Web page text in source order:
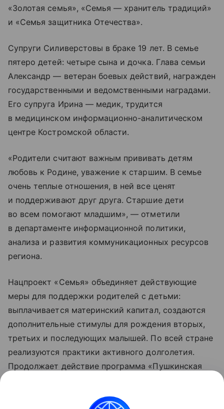
«Золотая семья», «Семья — хранитель традиций»
и «Семья защитника Отечества».
Супруги Силиверстовы в браке 19 лет. В семье
пятеро детей: четыре сына и дочка. Глава семьи
Александр — ветеран боевых действий, награжден
государственными и ведомственными наградами.
Его супруга Ирина — медик, трудится
в медицинском информационно-аналитическом
центре Костромской области.
«Родители считают важным прививать детям
любовь к Родине, уважение к старшим. В семье
очень теплые отношения, в ней все ценят
и поддерживают друг друга. Старшие дети
во всем помогают младшим», — отметили
в департаменте информационной политики,
анализа и развития коммуникационных ресурсов
региона.
Нацпроект «Семья» объединяет действующие
меры для поддержки родителей с детьми:
выплачивается материнский капитал, создаются
дополнительные стимулы для рождения вторых,
третьих и последующих малышей. По всей стране
реализуются практики активного долголетия.
Продолжает действие программа «Пушкинская
бесплатно посещать музеи, театры, кинозалы